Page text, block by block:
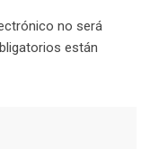
no será
están